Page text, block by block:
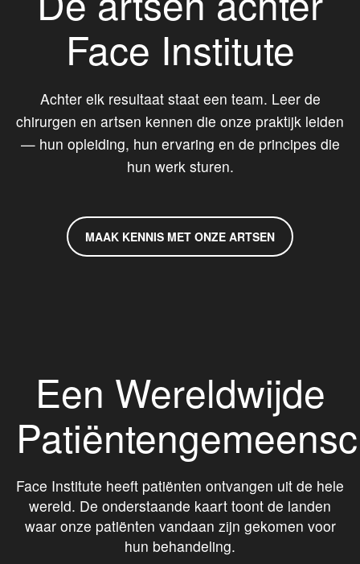
Face Institute
Achter elk resultaat staat een team. Leer de
chirurgen en artsen kennen die onze praktijk leiden
— hun opleiding, hun ervaring en de principes die
hun werk sturen.
MAAK KENNIS MET ONZE ARTSEN
Een Wereldwijde
Face Institute heeft patiënten ontvangen uit de hele
wereld. De onderstaande kaart toont de landen
waar onze patiënten vandaan zijn gekomen voor
hun behandeling.